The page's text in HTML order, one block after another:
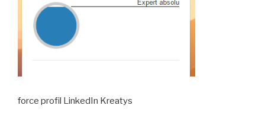
force profil LinkedIn Kreatys